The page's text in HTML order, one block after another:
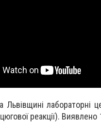
Львівщині лабораторні
реакції).